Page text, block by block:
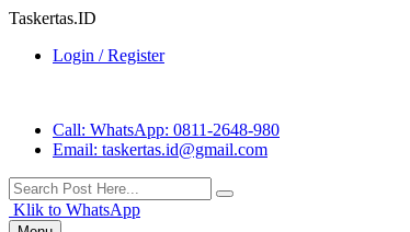
Taskertas.ID
Login / Register
Call: WhatsApp: 0811-2648-980
Email: taskertas.id@gmail.com
Klik to WhatsApp